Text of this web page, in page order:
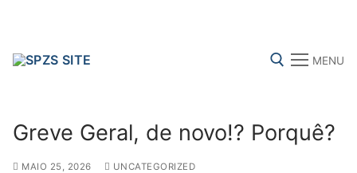
Search for:
MENU
Greve Geral, de novo!? Porquê?
MAIO 25, 2026 UNCATEGORIZED